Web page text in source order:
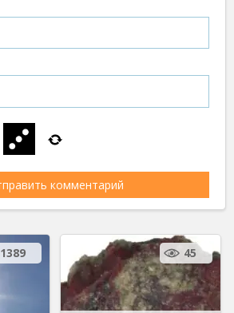
1389 45